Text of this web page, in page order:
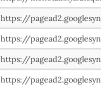
https://
https://
https://
https://